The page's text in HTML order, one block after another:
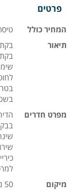
פרטים
המחיר כולל
טיסת
תיאור
בשטח של 20 מ"ר עם
מפרט חדרים
מיקום
50 מטרים ממדרונות הסקי